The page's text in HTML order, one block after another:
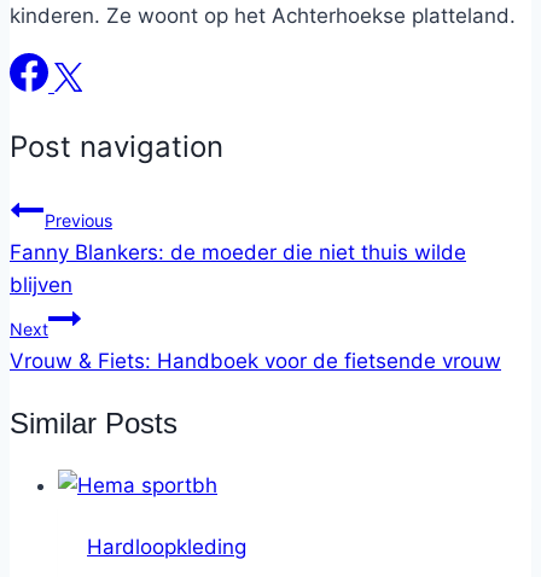
kinderen. Ze woont op het Achterhoekse platteland.
Post navigation
Previous
Fanny Blankers: de moeder die niet thuis wilde
blijven
Next
Vrouw & Fiets: Handboek voor de fietsende vrouw
Similar Posts
Hardloopkleding